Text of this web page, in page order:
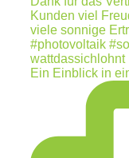
Ein Einblick in